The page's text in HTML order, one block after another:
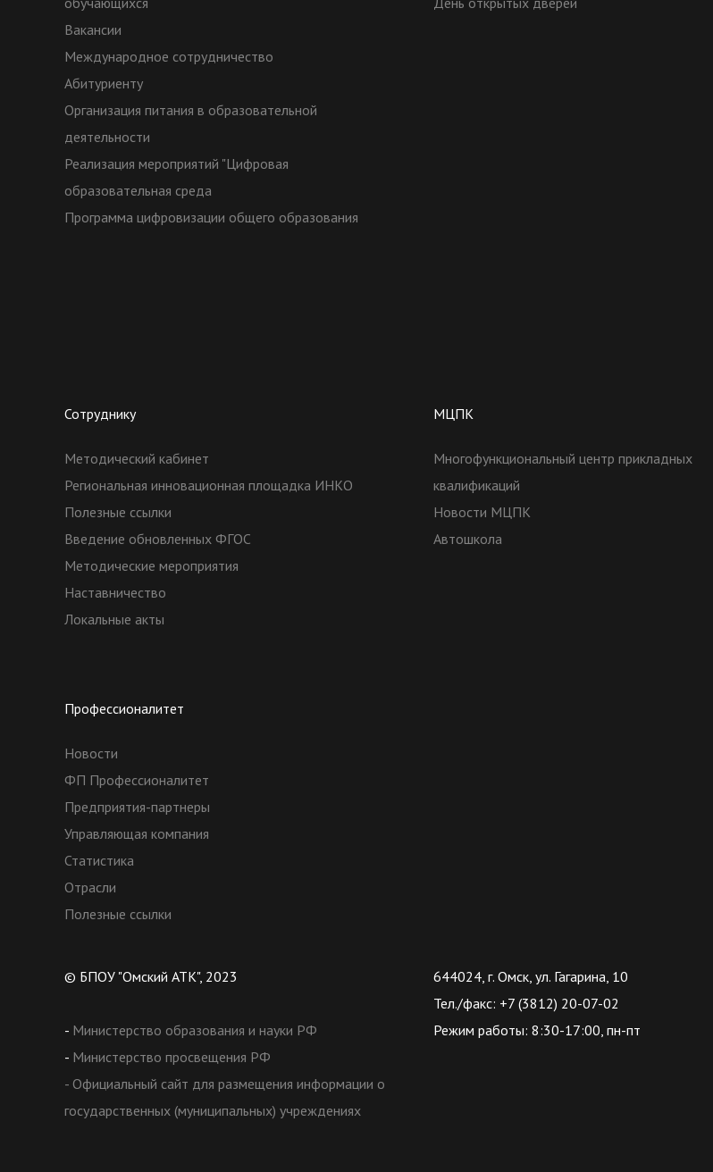
Вакансии
Международное сотрудничество
Абитуриенту
Организация питания в образовательной
деятельности
Реализация мероприятий "Цифровая
образовательная среда
Программа цифровизации общего образования
Сотруднику
Методический кабинет
Региональная инновационная площадка ИНКО
Полезные ссылки
Введение обновленных ФГОС
Методические мероприятия
Наставничество
Локальные акты
МЦПК
Многофункциональный центр прикладных
квалификаций
Новости МЦПК
Автошкола
Профессионалитет
Новости
ФП Профессионалитет
Предприятия-партнеры
Управляющая компания
Статистика
Отрасли
Полезные ссылки
© БПОУ "Омский АТК", 2023
- Министерство образования и науки РФ
- Министерство просвещения РФ
- Официальный сайт для размещения информации о
государственных (муниципальных) учреждениях
644024, г. Омск, ул. Гагарина, 10
Тел./факс: +7 (3812) 20-07-02
Режим работы: 8:30-17:00, пн-пт